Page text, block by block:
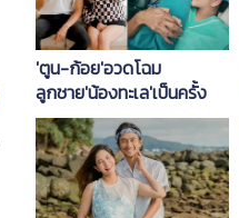
'ตูน-ก้อย'อวดโฉม
ลูกชาย'น้องทะเล'เป็นครั้ง
แรก